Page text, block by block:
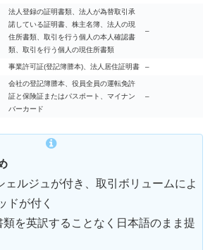
法人登録の証明書類、法人が為替取引承
諾している証明書、株主名簿、法人の現
住所書類、取引を行う個人の本人確認書
類、取引を行う個人の現住所書類
–
事業許可証(登記簿謄本)、法人居住証明書 –
会社の登記簿謄本、役員全員の運転免許
証と保険証またはパスポート、マイナン
バーカード
–
ェルジュが付き、取引ボリュームによ
ドが付く
を英訳することなく日本語のまま提